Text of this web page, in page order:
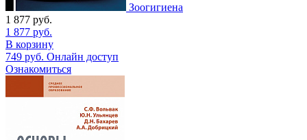
Зоогигиена
1 877 руб.
1 877 руб.
В корзину
749 руб. Онлайн доступ
Ознакомиться